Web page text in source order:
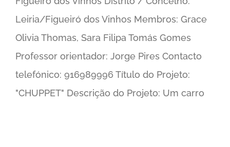
Leiria/Figueiró dos Vinhos Membros: Grace
Olivia Thomas, Sara Filipa Tomás Gomes
Professor orientador: Jorge Pires Contacto
telefónico: 916989996 Título do Projeto:
"CHUPPET" Descrição do Projeto: Um carro